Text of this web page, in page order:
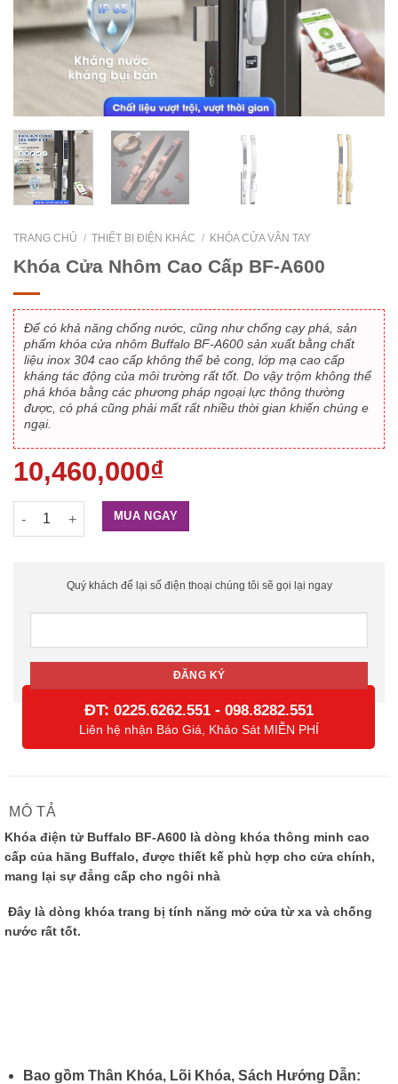
TRANG CHỦ / THIẾT BỊ ĐIỆN KHÁC / KHÓA CỬA VÂN TAY
Khóa Cửa Nhôm Cao Cấp BF-A600
Để có khả năng chống nước, cũng như chống cạy phá, sản
phẩm khóa cửa nhôm Buffalo BF-A600 sản xuất bằng chất
liệu inox 304 cao cấp không thể bẻ cong, lớp mạ cao cấp
kháng tác động của môi trường rất tốt. Do vậy trộm không thể
phá khóa bằng các phương pháp ngoại lực thông thường
được, có phá cũng phải mất rất nhiều thời gian khiến chúng e
ngại.
10,460,000₫
Khóa Cửa Nhôm Cao Cấp BF-A600 số lượng
MUA NGAY
Quý khách để lại số điện thoại chúng tôi sẽ gọi lại ngay
ĐT: 0225.6262.551 - 098.8282.551
Liên hệ nhận Báo Giá, Khảo Sát MIỄN PHÍ
MÔ TẢ
Khóa điện tử Buffalo BF-A600 là dòng khóa thông minh cao
cấp của hãng Buffalo, được thiết kế phù hợp cho cửa chính,
mang lại sự đẳng cấp cho ngôi nhà
Đây là dòng khóa trang bị tính năng mở cửa từ xa và chống
nước rất tốt.
Bao gồm Thân Khóa, Lõi Khóa, Sách Hướng Dẫn: